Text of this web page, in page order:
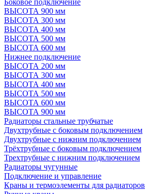
ВЫСОТА 900 мм
ВЫСОТА 300 мм
ВЫСОТА 400 мм
ВЫСОТА 500 мм
ВЫСОТА 600 мм
Нижнее подключение
ВЫСОТА 200 мм
ВЫСОТА 300 мм
ВЫСОТА 400 мм
ВЫСОТА 500 мм
ВЫСОТА 600 мм
ВЫСОТА 900 мм
Радиаторы стальные трубчатые
Двухтрубные с боковым подключением
Двухтрубные с нижним подключением
Трёхтрубные с боковым подключением
Трехтрубные с нижним подключением
Радиаторы чугунные
Подключение и управление
Краны и термоэлементы для радиаторов